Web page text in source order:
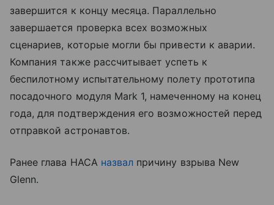
завершится к концу месяца. Параллельно
завершается проверка всех возможных
сценариев, которые могли бы привести к аварии.
Компания также рассчитывает успеть к
беспилотному испытательному полету прототипа
посадочного модуля Mark 1, намеченному на конец
года, для подтверждения его возможностей перед
отправкой астронавтов.
Ранее глава НАСА назвал причину взрыва New
Glenn.